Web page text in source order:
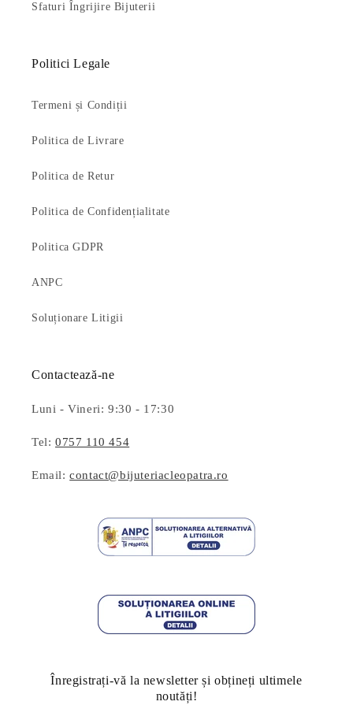
Sfaturi Îngrijire Bijuterii
Politici Legale
Termeni și Condiții
Politica de Livrare
Politica de Retur
Politica de Confidențialitate
Politica GDPR
ANPC
Soluționare Litigii
Contactează-ne
Luni - Vineri: 9:30 - 17:30
Tel:0757 110 454
Email:contact@bijuteriacleopatra.ro
Înregistrați-vă la newsletter și obțineți ultimele
noutăți!